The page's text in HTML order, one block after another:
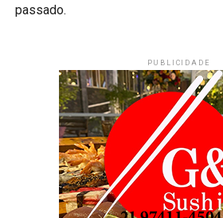
passado.
PUBLICIDADE